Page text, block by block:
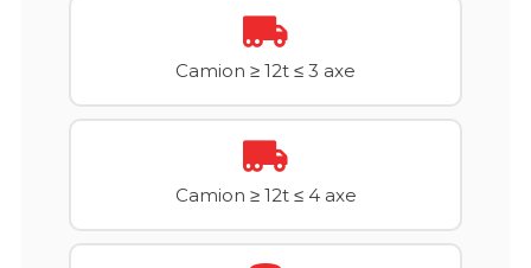
Camion ≥ 12t ≤ 3 axe
Camion ≥ 12t ≤ 4 axe